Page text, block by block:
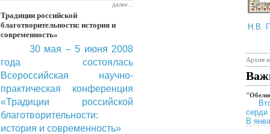
далее...
Традиции российской
благотворительности: история и
современность»
30 мая – 5 июня 2008
года состоялась
Всероссийская научно-
практическая конференция
«Традиции российской
благотворительности:
история и современность»
Н.В.
Архив
серди
В